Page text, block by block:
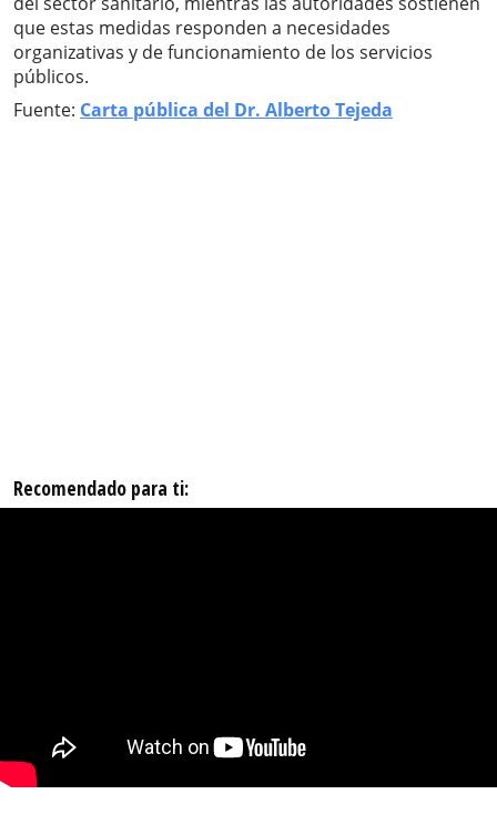
que estas medidas responden a necesidades
organizativas y de funcionamiento de los servicios
públicos.
Fuente: Carta pública del Dr. Alberto Tejeda
Recomendado para ti: